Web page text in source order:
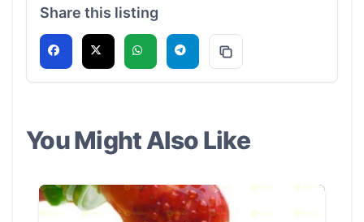
Share this listing
You Might Also Like